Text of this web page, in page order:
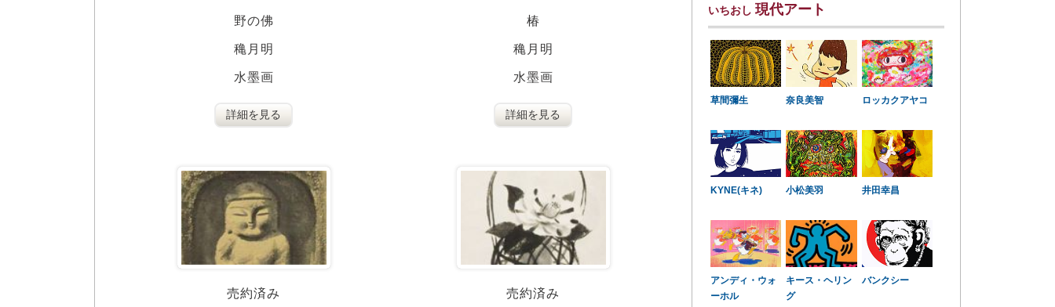
野の佛
穐月明
水墨画
詳細を見る
椿
穐月明
水墨画
詳細を見る
売約済み 売約済み
いちおし 現代アート
草間彌生 奈良美智 ロッカクアヤコ
KYNE(キネ) 小松美羽 井田幸昌
アンディ・ウォ
ーホル
キース・ヘリン
グ
バンクシー